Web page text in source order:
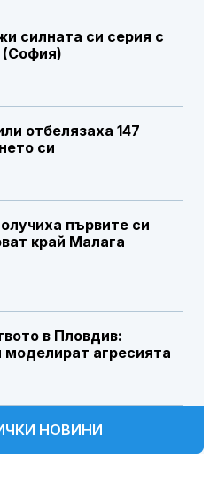
силната си серия с
отбелязаха 147
си
първите си
край Малага
в Пловдив:
агресията
НОВИНИ